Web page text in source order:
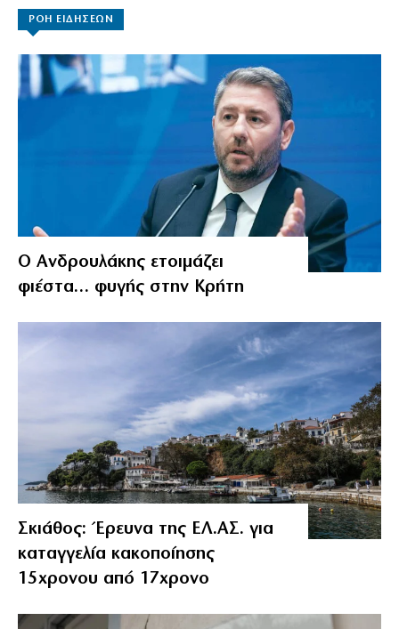
ΡΟΗ ΕΙΔΗΣΕΩΝ
Ο Ανδρουλάκης ετοιμάζει
φιέστα… φυγής στην Κρήτη
Σκιάθος: Έρευνα της ΕΛ.ΑΣ. για
καταγγελία κακοποίησης
15χρονου από 17χρονο